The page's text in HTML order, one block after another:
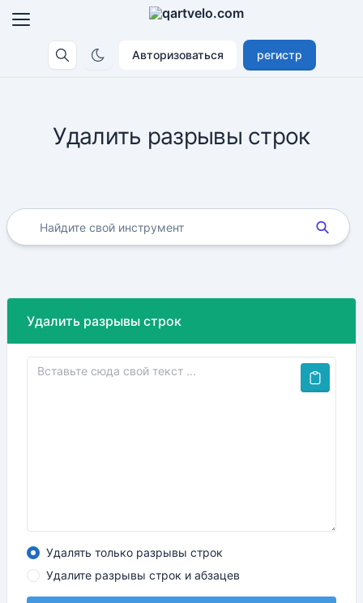
Авторизоваться регистр
Удалить разрывы строк
Удалить разрывы строк
Удалять только разрывы строк
Удалите разрывы строк и абзацев